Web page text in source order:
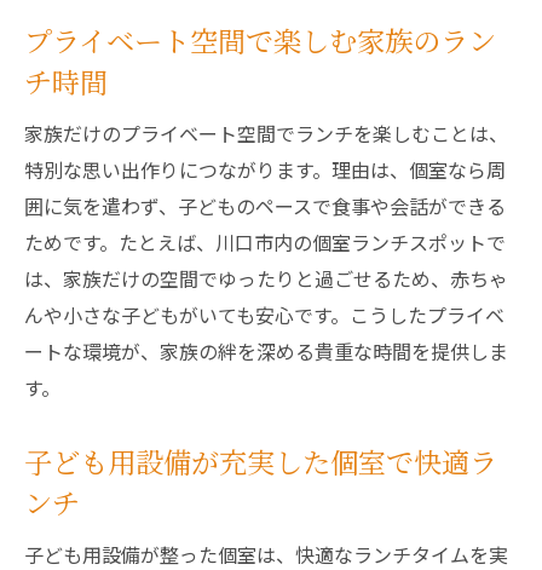
プライベート空間で楽しむ家族のラン
チ時間
家族だけのプライベート空間でランチを楽しむことは、
特別な思い出作りにつながります。理由は、個室なら周
囲に気を遣わず、子どものペースで食事や会話ができる
ためです。たとえば、川口市内の個室ランチスポットで
は、家族だけの空間でゆったりと過ごせるため、赤ちゃ
んや小さな子どもがいても安心です。こうしたプライベ
ートな環境が、家族の絆を深める貴重な時間を提供しま
す。
子ども用設備が充実した個室で快適ラ
ンチ
子ども用設備が整った個室は、快適なランチタイムを実